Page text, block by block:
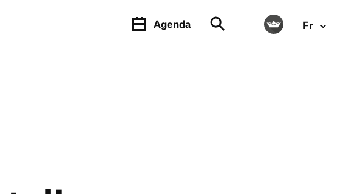
Agenda Fr